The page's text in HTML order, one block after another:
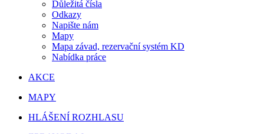
Důležitá čísla
Odkazy
Napište nám
Mapy
Mapa závad, rezervační systém KD
Nabídka práce
AKCE
MAPY
HLÁŠENÍ ROZHLASU